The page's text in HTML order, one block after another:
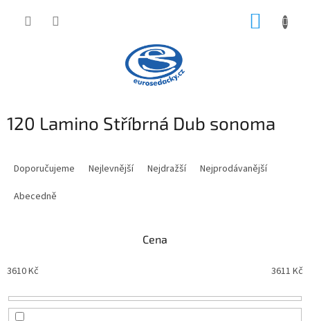
120 Lamino Stříbrná Dub sonoma
o
u
Doporučujeme Nejlevnější Nejdražší
Nejprodávanější
Abecedně
Cena
3610Kč 3611 Kč